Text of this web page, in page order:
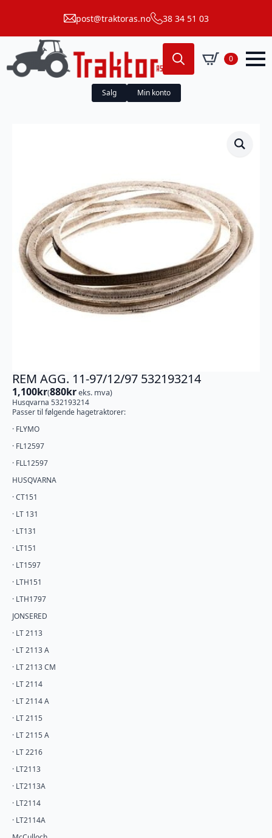
post@traktoras.no 38 34 51 03
Search
for:
0
Salg Min konto
REM AGG. 11-97/12/97 532193214
1,100kr(880kreks. mva)
Husqvarna 532193214
Passer til følgende hagetraktorer:
· FLYMO
· FL12597
· FLL12597
HUSQVARNA
· CT151
· LT 131
· LT131
· LT151
· LT1597
· LTH151
· LTH1797
JONSERED
· LT 2113
· LT 2113 A
· LT 2113 CM
· LT 2114
· LT 2114 A
· LT 2115
· LT 2115 A
· LT 2216
· LT2113
· LT2113A
· LT2114
· LT2114A